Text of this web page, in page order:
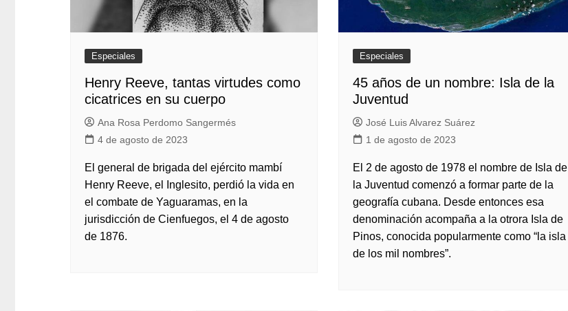
Especiales
Henry Reeve, tantas virtudes como
cicatrices en su cuerpo
Ana Rosa Perdomo Sangermés
4 de agosto de 2023
El general de brigada del ejército mambí
Henry Reeve, el Inglesito, perdió la vida en
el combate de Yaguaramas, en la
jurisdicción de Cienfuegos, el 4 de agosto
de 1876.
Especiales
45 años de un nombre: Isla de la
Juventud
José Luis Alvarez Suárez
1 de agosto de 2023
El 2 de agosto de 1978 el nombre de Isla de
la Juventud comenzó a formar parte de la
geografía cubana. Desde entonces esa
denominación acompaña a la otrora Isla de
Pinos, conocida popularmente como “la isla
de los mil nombres”.